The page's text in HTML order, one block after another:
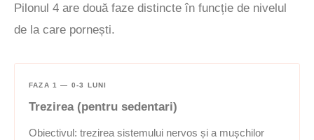
Pilonul 4 are două faze distincte în funcție de nivelul
de la care pornești.
FAZA 1 — 0-3 LUNI
Trezirea (pentru sedentari)
Obiectivul: trezirea sistemului nervos și a mușchilor